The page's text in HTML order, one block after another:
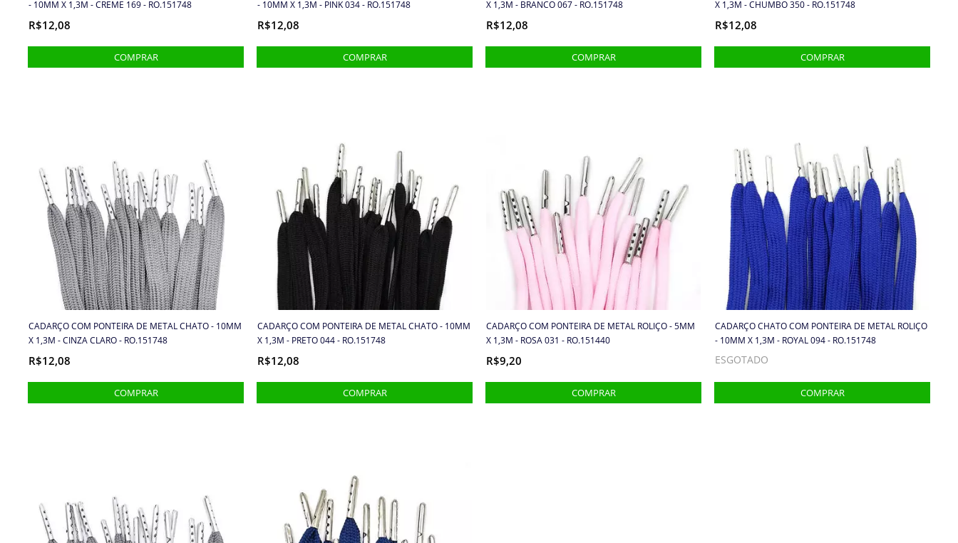
- 10MM X 1,3M - CREME 169 - RO.151748
R$12,08
- 10MM X 1,3M - PINK 034 - RO.151748
R$12,08
X 1,3M - BRANCO 067 - RO.151748
R$12,08
X 1,3M - CHUMBO 350 - RO.151748
R$12,08
CADARÇO COM PONTEIRA DE METAL CHATO - 10MM
X 1,3M - CINZA CLARO - RO.151748
R$12,08
CADARÇO COM PONTEIRA DE METAL CHATO - 10MM
X 1,3M - PRETO 044 - RO.151748
R$12,08
CADARÇO COM PONTEIRA DE METAL ROLIÇO - 5MM
X 1,3M - ROSA 031 - RO.151440
R$9,20
CADARÇO CHATO COM PONTEIRA DE METAL ROLIÇO
- 10MM X 1,3M - ROYAL 094 - RO.151748
ESGOTADO